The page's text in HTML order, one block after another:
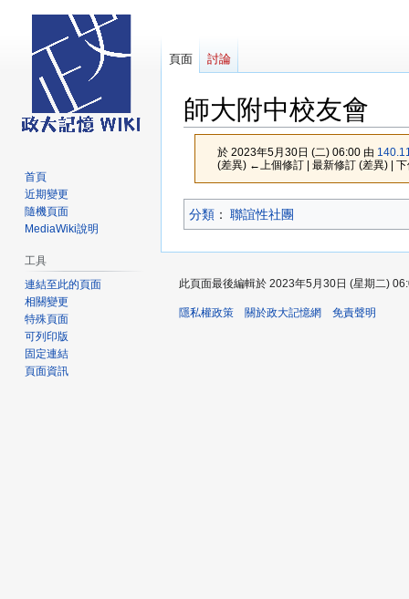
師大附中校友會
於 2023年5月30日 (二) 06:00 由
(差異) ←上個修訂 | 最新修訂 (差異) |
跳
至
跳
至
分類 ：​ 聯誼性社團
頁面 討論
首頁
近期變更
隨機頁面
MediaWiki說明
工具
連結至此的頁面
相關變更
特殊頁面
可列印版
固定連結
頁面資訊
此頁面最後編輯於 2023年5月30日 (星期二)
隱私權政策 關於政大記憶網 免責聲明